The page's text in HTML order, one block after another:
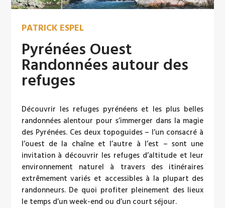
PATRICK ESPEL
Pyrénées Ouest
Randonnées autour des
refuges
Découvrir les refuges pyrénéens et les plus belles
randonnées alentour pour s’immerger dans la magie
des Pyrénées. Ces deux topoguides – l’un consacré à
l’ouest de la chaîne et l’autre à l’est – sont une
invitation à découvrir les refuges d’altitude et leur
environnement naturel à travers des itinéraires
extrêmement variés et accessibles à la plupart des
randonneurs. De quoi profiter pleinement des lieux
le temps d’un week-end ou d’un court séjour.